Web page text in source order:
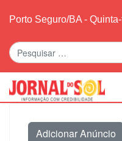
Porto Seguro/BA -
Pesquisar
Adicionar Anúncio